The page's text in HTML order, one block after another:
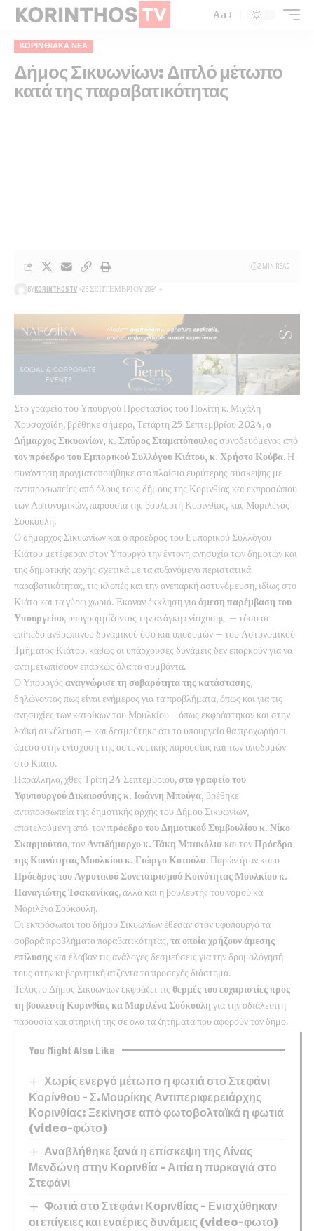
Aa
ΚΟΡΙΝΘΙΑΚΆ ΝΈΑ
Δήμος Σικυωνίων: Διπλό μέτωπο
κατά της παραβατικότητας
BYKORINTHOSTV 25 ΣΕΠΤΕΜΒΡΊΟΥ 2024
2 MIN READ
Στο γραφείο του Υπουργού Προστασίας του Πολίτη κ. Μιχάλη
Χρυσοχοΐδη, βρέθηκε σήμερα, Τετάρτη 25 Σεπτεμβρίου 2024,ο
Δήμαρχος Σικυωνίων, κ. Σπύρος Σταματόπουλοςσυνοδευόμενος από
τον πρόεδρο του Εμπορικού Συλλόγου Κιάτου, κ. Χρήστο Κούβα. Η
συνάντηση πραγματοποιήθηκε στο πλαίσιο ευρύτερης σύσκεψης με
αντιπροσωπείες από όλους τους δήμους της Κορινθίας και εκπροσώπου
των Αστυνομικών, παρουσία της βουλευτή Κορινθίας, κας Μαριλένας
Σούκουλη.
Ο δήμαρχος Σικυωνίων και ο πρόεδρος του Εμπορικού Συλλόγου
Κιάτου μετέφεραν στον Υπουργό την έντονη ανησυχία των δημοτών και
της δημοτικής αρχής σχετικά με τα αυξανόμενα περιστατικά
παραβατικότητας, τις κλοπές και την ανεπαρκή αστυνόμευση, ιδίως στο
Κιάτο και τα γύρω χωριά. Έκαναν έκκληση γιαάμεση παρέμβαση του
Υπουργείου, υπογραμμίζοντας την ανάγκη ενίσχυσης – τόσο σε
επίπεδο ανθρώπινου δυναμικού όσο και υποδομών – του Αστυνομικού
Τμήματος Κιάτου, καθώς οι υπάρχουσες δυνάμεις δεν επαρκούν για να
αντιμετωπίσουν επαρκώς όλα τα συμβάντα.
Ο Υπουργός αναγνώρισε τη σοβαρότητα της κατάστασης,
δηλώνοντας πως είναι ενήμερος για τα προβλήματα, όπως και για τις
ανησυχίες των κατοίκων του Μουλκίου –όπως εκφράστηκαν και στην
λαϊκή συνέλευση – και δεσμεύτηκε ότι το υπουργείο θα προχωρήσει
άμεσα στην ενίσχυση της αστυνομικής παρουσίας και των υποδομών
στο Κιάτο.
Παράλληλα, χθες Τρίτη 24 Σεπτεμβρίου,στο γραφείο του
Υφυπουργού Δικαιοσύνης κ. Ιωάννη Μπούγα, βρέθηκε
αντιπροσωπεία της δημοτικής αρχής του Δήμου Σικυωνίων,
αποτελούμενη από τονπρόεδρο του Δημοτικού Συμβουλίου κ. Νίκο
Σκαρμούτσο, τονΑντιδήμαρχο κ. Τάκη Μπακόλια και τονΠρόεδρο
της Κοινότητας Μουλκίου κ. Γιώργο Κοτούλα. Παρών ήταν και ο
Πρόεδρος του Αγροτικού Συνεταιρισμού Κοινότητας Μουλκίου κ.
Παναγιώτης Τσακανίκας, αλλά και η βουλευτής του νομού κα
Μαριλένα Σούκουλη.
Οι εκπρόσωποι του δήμου Σικυωνίων έθεσαν στον υφυπουργό τα
σοβαρά προβλήματα παραβατικότητας,τα οποία χρήζουν άμεσης
επίλυσης και έλαβαν τις ανάλογες δεσμεύσεις για την δρομολόγησή
τους στην κυβερνητική ατζέντα το προσεχές διάστημα.
Τέλος, ο Δήμος Σικυωνίων εκφράζει τις θερμές του ευχαριστίες προς
τη βουλευτή Κορινθίας κα Μαριλένα Σούκουλη για την αδιάλειπτη
παρουσία και στήριξή της σε όλα τα ζητήματα που αφορούν τον δήμο.
You Might Also Like
Χωρίς ενεργό μέτωπο η φωτιά στο Στεφάνι
Κορίνθου – Σ.Μουρίκης Αντιπεριφερειάρχης
Κορινθίας: Ξεκίνησε από φωτοβολταϊκά η φωτιά
(video-φώτο)
Αναβλήθηκε ξανά η επίσκεψη της Λίνας
Μενδώνη στην Κορινθία – Αιτία η πυρκαγιά στο
Στεφάνι
Φωτιά στο Στεφάνι Κορινθίας – Ενισχύθηκαν
οι επίγειες και εναέριες δυνάμεις (video-φωτο)